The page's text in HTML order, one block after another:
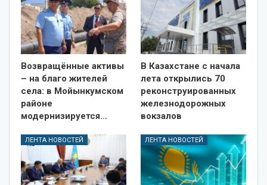
Возвращённые активы
– на благо жителей
села: в Мойынкумском
районе
модернизируется…
В Казахстане с начала
лета открылись 70
реконструированных
железнодорожных
вокзалов
ЛЕНТА НОВОСТЕЙ ЛЕНТА НОВОСТЕЙ